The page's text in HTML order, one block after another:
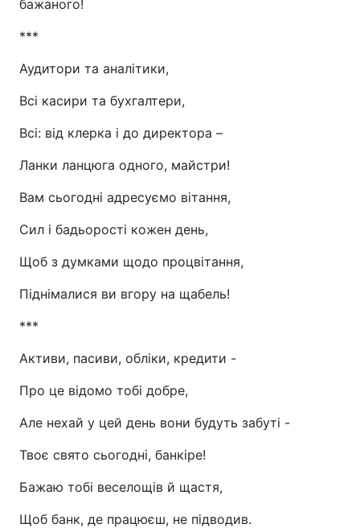
бажаного!
***
Аудитори та аналітики,
Всі касири та бухгалтери,
Всі: від клерка і до директора –
Ланки ланцюга одного, майстри!
Вам сьогодні адресуємо вітання,
Сил і бадьорості кожен день,
Щоб з думками щодо процвітання,
Піднімалися ви вгору на щабель!
***
Активи, пасиви, обліки, кредити -
Про це відомо тобі добре,
Але нехай у цей день вони будуть забуті -
Твоє свято сьогодні, банкіре!
Бажаю тобі веселощів й щастя,
Щоб банк, де працюєш, не підводив.